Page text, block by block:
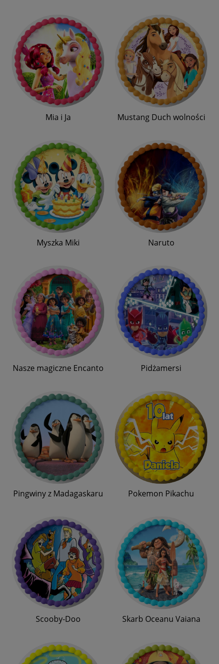
Mia i Ja Mustang Duch wolności
Myszka Miki Naruto
Nasze magiczne Encanto Pidżamersi
Pingwiny z Madagaskaru Pokemon Pikachu
Scooby-Doo Skarb Oceanu Vaiana